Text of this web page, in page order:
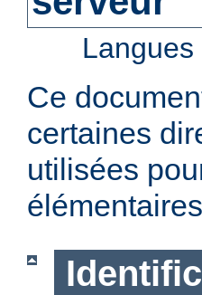
Langues
Ce
certaines
utilisées